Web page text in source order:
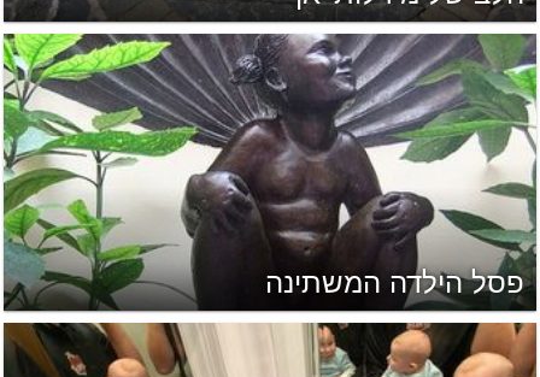
פסל הילדה המשתינה